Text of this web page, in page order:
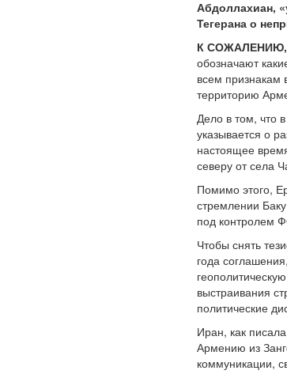
Абдоллахиан,
Тегерана о
К
обозначают
всем признакам
территорию
Дело в том, что
указывается о
настоящее
северу от села
Помимо этого,
стремлении
под контролем
Чтобы снять
года
выстраивания
политические
Иран, как
Армению из
коммуникации,